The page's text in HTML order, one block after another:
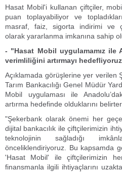
Hasat Mobil'i kullanan çiftçiler,
puan toplayabiliyor ve
masraf, faiz, sigorta indirimi ve
olarak yararlanma imkanına sahip
- "Hasat Mobil uygulamamız ile
verimliliğini artırmayı
Açıklamada görüşlerine yer verilen
Tarım Bankacılığı Genel Müdür
Mobil uygulaması ile
artırma hedefinde olduklarını
"Şekerbank olarak önemi her
dijital bankacılık ile çiftçilerimizin
teknolojinin sağladığı
önceliklendiriyoruz. Bu kapsamda
'Hasat Mobil' ile çiftçilerimizin
finansmanla ilgili ihtiyaçlarını